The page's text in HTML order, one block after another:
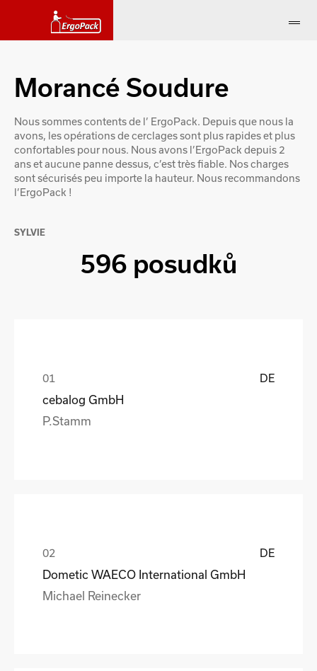
Morancé Soudure
Nous sommes contents de l’ ErgoPack. Depuis que nous la
avons, les opérations de cerclages sont plus rapides et plus
confortables pour nous. Nous avons l’ErgoPack depuis 2
ans et aucune panne dessus, c’est très fiable. Nos charges
sont sécurisés peu importe la hauteur. Nous recommandons
l’ErgoPack !
SYLVIE
596 posudků
DE
cebalog GmbH
P.Stamm
DE
Dometic WAECO International GmbH
Michael Reinecker